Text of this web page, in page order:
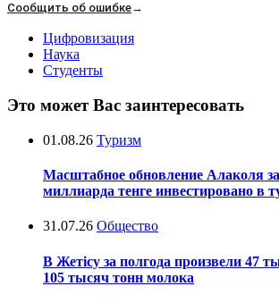
Сообщить об ошибке→
Цифровизация
Наука
Студенты
Это может Вас заинтересовать
01.08.26 Туризм
Масштабное обновление Алаколя
миллиарда тенге инвестировано в
31.07.26 Общество
В Жетісу за полгода произвели 47
105 тысяч тонн молока